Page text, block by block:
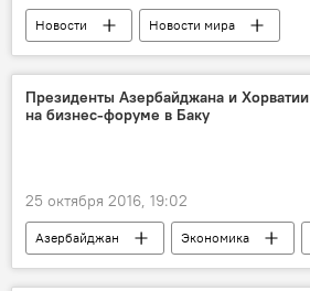
Новости Новости мира
Президенты Азербайджана и Хорватии
на бизнес-форуме в Баку
25 октября 2016, 19:02
Азербайджан Экономика